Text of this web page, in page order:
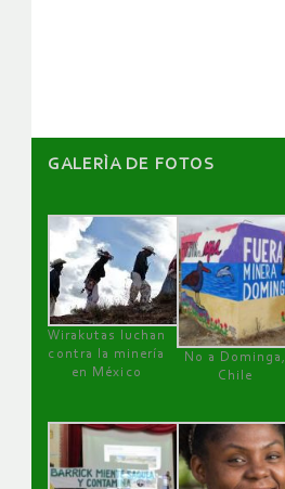
GALERÌA DE FOTOS
Wirakutas luchan
contra la minería
en México
No a Dominga,
Chile